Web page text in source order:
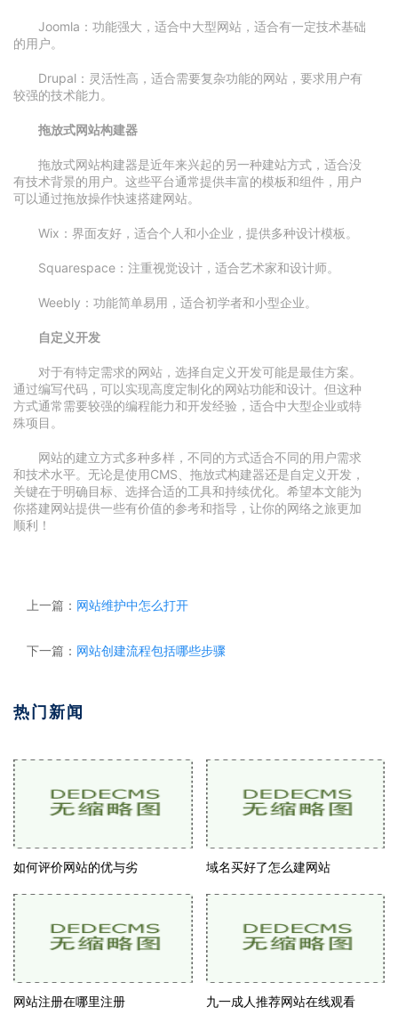
Joomla：功能强大，适合中大型网站，适合有一定技术基础
的用户。
Drupal：灵活性高，适合需要复杂功能的网站，要求用户有
较强的技术能力。
拖放式网站构建器
拖放式网站构建器是近年来兴起的另一种建站方式，适合没
有技术背景的用户。这些平台通常提供丰富的模板和组件，用户
可以通过拖放操作快速搭建网站。
Wix：界面友好，适合个人和小企业，提供多种设计模板。
Squarespace：注重视觉设计，适合艺术家和设计师。
Weebly：功能简单易用，适合初学者和小型企业。
自定义开发
对于有特定需求的网站，选择自定义开发可能是最佳方案。
通过编写代码，可以实现高度定制化的网站功能和设计。但这种
方式通常需要较强的编程能力和开发经验，适合中大型企业或特
殊项目。
网站的建立方式多种多样，不同的方式适合不同的用户需求
和技术水平。无论是使用CMS、拖放式构建器还是自定义开发，
关键在于明确目标、选择合适的工具和持续优化。希望本文能为
你搭建网站提供一些有价值的参考和指导，让你的网络之旅更加
顺利！
上一篇： 网站维护中怎么打开
下一篇： 网站创建流程包括哪些步骤
热门新闻
如何评价网站的优与劣 域名买好了怎么建网站
网站注册在哪里注册 九一成人推荐网站在线观看